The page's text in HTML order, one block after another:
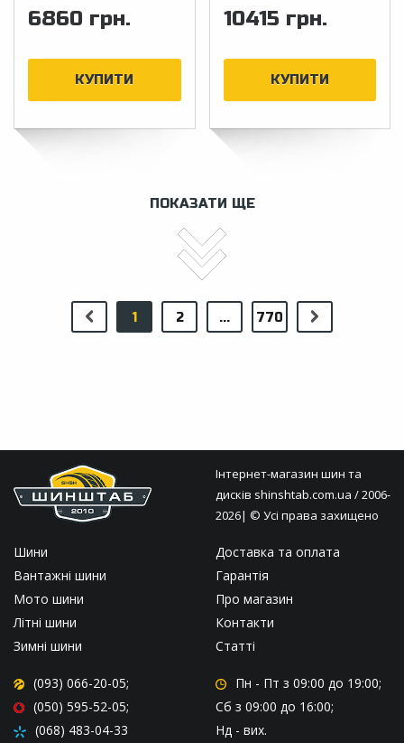
6860 грн. 10415 грн.
ПОКАЗАТИ ЩЕ
1 2 ... 770
Шини
Вантажні шини
Мото шини
Літні шини
Зимні шини
Доставка та оплата
Гарантія
Про магазин
Контакти
Статті
(093) 066-20-05;
(050) 595-52-05;
(068) 483-04-33
Пн - Пт з 09:00 до 19:00;
Сб з 09:00 до 16:00;
Нд - вих.
Інтернет-магазин шин та
дисків shinshtab.com.ua / 2006-
2026| © Усі права захищено